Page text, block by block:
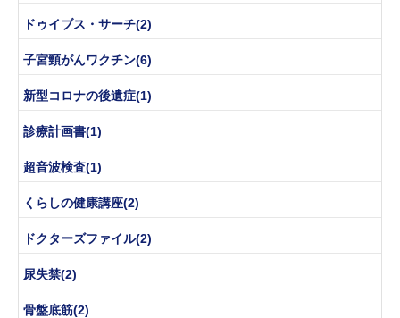
ドゥイブス・サーチ(2)
子宮頸がんワクチン(6)
新型コロナの後遺症(1)
診療計画書(1)
超音波検査(1)
くらしの健康講座(2)
ドクターズファイル(2)
尿失禁(2)
骨盤底筋(2)